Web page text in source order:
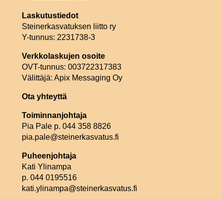
Laskutustiedot
Steinerkasvatuksen liitto ry
Y-tunnus: 2231738-3
Verkkolaskujen osoite
OVT-tunnus: 003722317383
Välittäjä: Apix Messaging Oy
Ota yhteyttä
Toiminnanjohtaja
Pia Pale p. 044 358 8826
pia.pale@steinerkasvatus.fi
Puheenjohtaja
Kati Ylinampa
p. 044 0195516
kati.ylinampa@steinerkasvatus.fi